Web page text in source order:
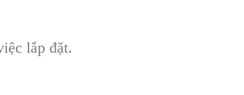
lắp đặt.